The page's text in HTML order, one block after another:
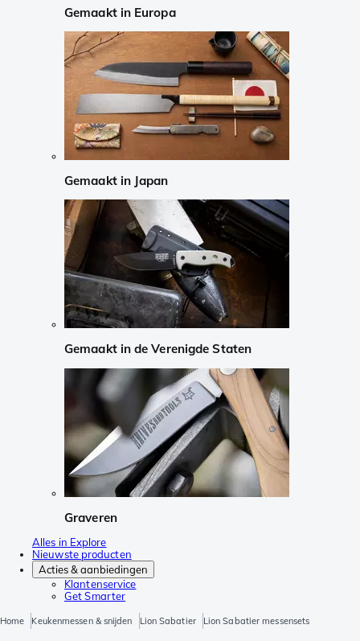
Gemaakt in Europa
Gemaakt in Japan
Gemaakt in de Verenigde Staten
Graveren
Alles in Explore
Nieuwste producten
Acties & aanbiedingen
Klantenservice
Get Smarter
Home Keukenmessen & snijden Lion Sabatier Lion Sabatier messensets